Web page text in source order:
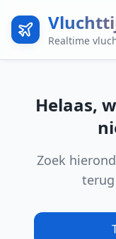
Realtime
Helaas,
Zoek